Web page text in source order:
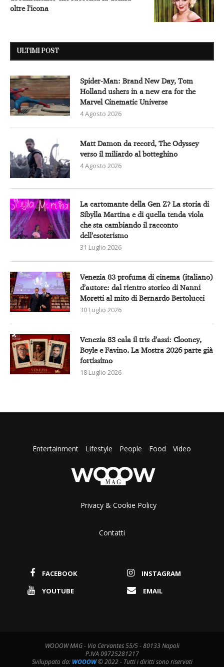
oltre l’icona
ULTIMI POST
Spider-Man: Brand New Day, Tom
Holland ushers in a new era for the
Marvel Cinematic Universe
4 Agosto 2026
Matt Damon da record, The Odyssey
verso il miliardo al botteghino
4 Agosto 2026
La cartomante della Gen Z? La storia di
Sibylla Martina e di quella tenda viola
che sta cambiando il racconto
dell’esoterismo
31 Luglio 2026
Venezia 83 profuma di cinema (italiano)
d’autore: dal rientro storico di Nanni
Moretti al mito di Bernardo Bertolucci
30 Luglio 2026
Venezia 83 cala il tris d’assi: Clooney,
Boyle e Favino. La Mostra 2026 parte già
fortissimo
18 Luglio 2026
Entertainment Lifestyle People Food Video
Privacy & Cookie Policy
Contatti
FACEBOOK
INSTAGRAM
YOUTUBE
EMAIL
WOOOW MAG - Via Cervantes 55/5 - 80133 Napoli
P.IVA 09725281217
Sviluppato da: WOOOW© 2022 - Tutti i diritti sono riservati